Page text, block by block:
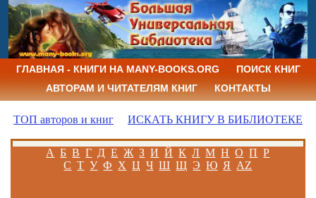
ГЛАВНАЯ - КНИГИ НА MANY-BOOKS.ORG
ПОИСК КНИГ
АВТОРАМ И ЧИТАТЕЛЯМ КНИГ
КОНТАКТЫ
ТОП авторов и книг ИСКАТЬ КНИГУ В БИБЛИОТЕКЕ
А Б В Г Д Е Ж З И Й К Л М Н О П Р
С Т У Ф Х Ц Ч Ш Щ Э Ю Я AZ